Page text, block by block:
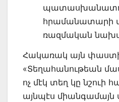
հրամանատարի
ռազմական
Հակառակ այն
«Տեղահա­նութեան
ոչ մէկ տեղ կը նշուի
այնպէս մի­անգամայն